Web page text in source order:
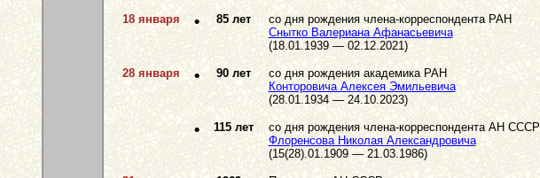
18 января • 85 лет
со дня рождения члена-корреспондента РАН
Снытко Валериана Афанасьевича
(18.01.1939 — 02.12.2021)
28 января • 90 лет
со дня рождения академика РАН
Конторовича Алексея Эмильевича
(28.01.1934 — 24.10.2023)
• 115 лет
со дня рождения члена-корреспондента АН СССР
Флоренсова Николая Александровича
(15(28).01.1909 — 21.03.1986)